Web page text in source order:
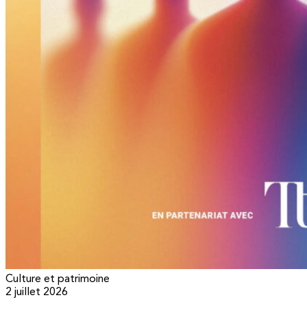
Culture et patrimoine
2 juillet 2026